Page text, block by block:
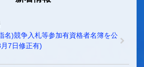
名)競争入札等参加有資格者名簿を公
7日修正有)